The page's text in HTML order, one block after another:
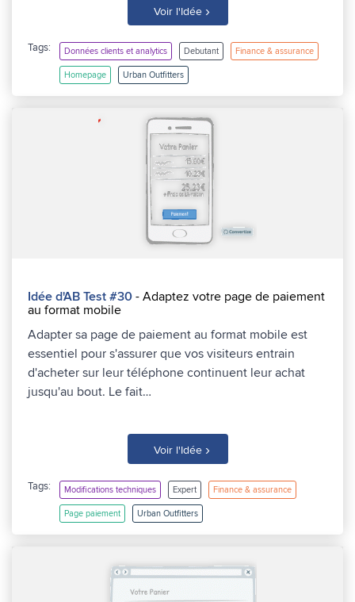
Voir l'Idée ›
Tags: Données clients et analytics Debutant Finance & assurance
Homepage Urban Outfitters
Idée d'AB Test #30 - Adaptez votre page de paiement
au format mobile
Adapter sa page de paiement au format mobile est
essentiel pour s'assurer que vos visiteurs entrain
d'acheter sur leur téléphone continuent leur achat
jusqu'au bout. Le fait…
Voir l'Idée ›
Tags: Modifications techniques Expert Finance & assurance
Page paiement Urban Outfitters